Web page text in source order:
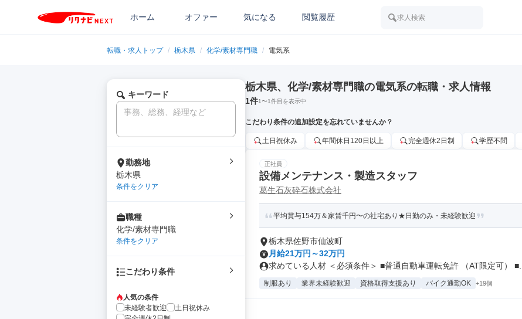
ホーム オファー 気になる 閲覧履歴 求人検索
転職・求人トップ / 栃木県 / 化学/素材専門職 / 電気系
キーワード
勤務地
栃木県
条件をクリア
職種
化学/素材専門職
条件をクリア
こだわり条件
人気の条件
未経験者歓迎
土日祝休み
栃木県、化学/素材専門職の電気系の転職・求人情報
1件1〜1件目を表示中
こだわり条件の追加設定を忘れていませんか？
土日祝休み 年間休日120日以上 完全週休2日制 学歴不問
正社員
設備メンテナンス・製造スタッフ
葛生石灰砕石株式会社
平均賞与154万＆家賃千円〜の社宅あり★日勤のみ・未経験歓迎
栃木県佐野市仙波町
月給21万円～32万円
求めている人材 ＜必須条件＞ ■普通自動車運転免許 （AT限定可） ■...
制服あり 業界未経験歓迎 資格取得支援あり バイク通勤OK +19個